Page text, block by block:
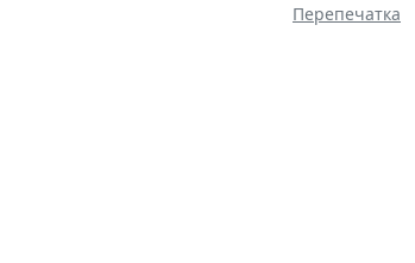
Перепечатка